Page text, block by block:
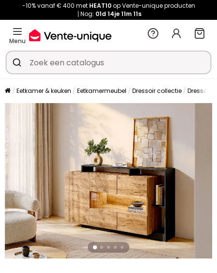
-10% vanaf € 400 met HEAT10op Vente-unique producten
Nog: 01d 14je11m09s
Menu
Eetkamer & keuken Eetkamermeubel Dressoir collectie Dressoir